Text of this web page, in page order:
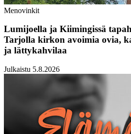
Menovinkit
Lumijoella ja Kiimingissä
Tarjolla kirkon avoimia ovia,
ja lättykahvilaa
Julkaistu 5.8.2026